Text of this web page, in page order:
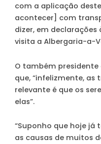
com a aplicação
acontecer] com
dizer, em
visita a Albergaria-a-
O também presidente
que, “infelizmente,
relevante é que os
elas”.
“Suponho que hoje
as causas de muitos